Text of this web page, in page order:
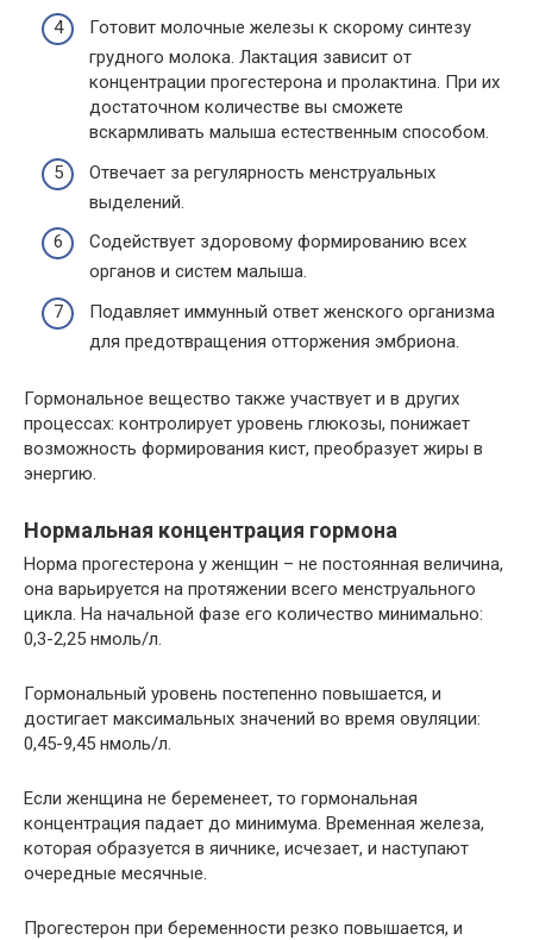
Готовит молочные железы к скорому синтезу
грудного молока. Лактация зависит от
концентрации прогестерона и пролактина. При их
достаточном количестве вы сможете
вскармливать малыша естественным способом.
Отвечает за регулярность менструальных
выделений.
Содействует здоровому формированию всех
органов и систем малыша.
Подавляет иммунный ответ женского организма
для предотвращения отторжения эмбриона.
Гормональное вещество также участвует и в других
процессах: контролирует уровень глюкозы, понижает
возможность формирования кист, преобразует жиры в
энергию.
Нормальная концентрация гормона
Норма прогестерона у женщин – не постоянная величина,
она варьируется на протяжении всего менструального
цикла. На начальной фазе его количество минимально:
0,3-2,25 нмоль/л.
Гормональный уровень постепенно повышается, и
достигает максимальных значений во время овуляции:
0,45-9,45 нмоль/л.
Если женщина не беременеет, то гормональная
концентрация падает до минимума. Временная железа,
которая образуется в яичнике, исчезает, и наступают
очередные месячные.
Прогестерон при беременности резко повышается, и